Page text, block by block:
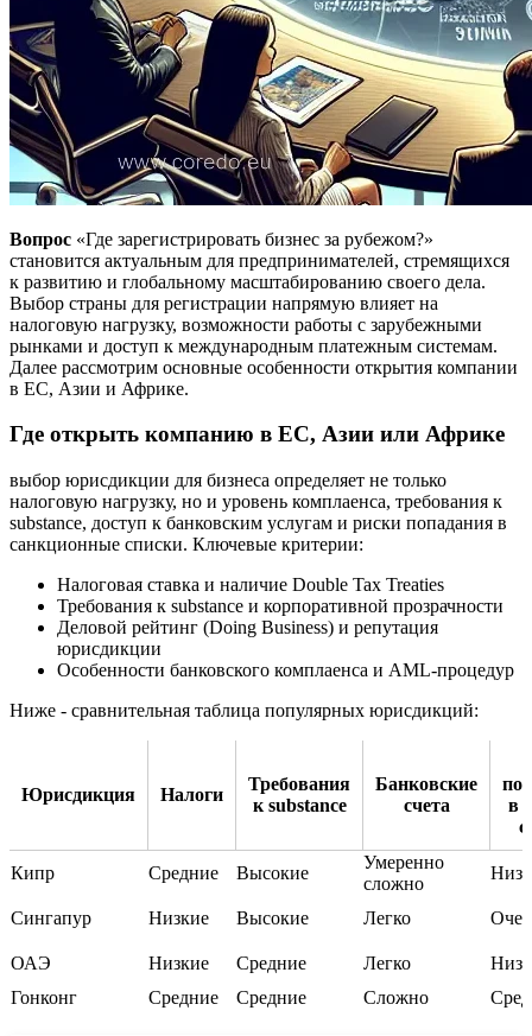
Вопрос «Где зарегистрировать бизнес за рубежом?»
становится актуальным для предпринимателей, стремящихся
к развитию и глобальному масштабированию своего дела.
Выбор страны для регистрации напрямую влияет на
налоговую нагрузку, возможности работы с зарубежными
рынками и доступ к международным платежным системам.
Далее рассмотрим основные особенности открытия компании
в ЕС, Азии и Африке.
Где открыть компанию в ЕС, Азии или Африке
выбор юрисдикции для бизнеса определяет не только
налоговую нагрузку, но и уровень комплаенса, требования к
substance, доступ к банковским услугам и риски попадания в
санкционные списки. Ключевые критерии:
Налоговая ставка и наличие Double Tax Treaties
Требования к substance и корпоративной прозрачности
Деловой рейтинг (Doing Business) и репутация
юрисдикции
Особенности банковского комплаенса и AML-процедур
Ниже - сравнительная таблица популярных юрисдикций:
Юрисдикция Налоги
Требования
к substance
Банковские
счета
в
Кипр Средние Высокие
Умеренно
сложно
Сингапур Низкие Высокие Легко
ОАЭ Низкие Средние Легко
Гонконг
Средние Средние Сложно